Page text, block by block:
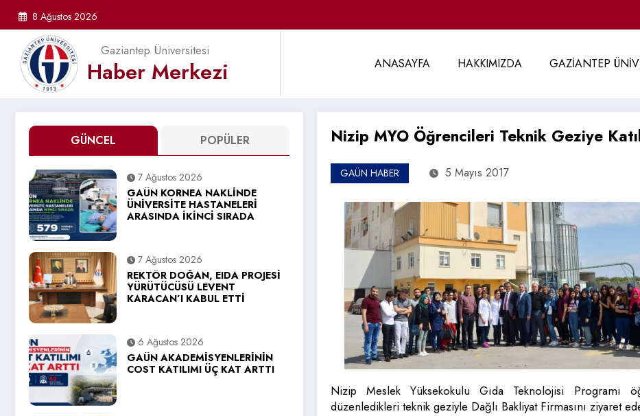
8 Ağustos 2026
Gaziantep Üniversitesi
Haber Merkezi ANASAYFA HAKKIMIZDA GAZİANTEP
GÜNCEL POPÜLER
7 Ağustos 2026
GAÜN KORNEA NAKLİNDE
ÜNİVERSİTE HASTANELERİ
ARASINDA İKİNCİ SIRADA
7 Ağustos 2026
REKTÖR DOĞAN, EIDA PROJESİ
YÜRÜTÜCÜSÜ LEVENT
KARACAN’I KABUL ETTİ
6 Ağustos 2026
GAÜN AKADEMİSYENLERİNİN
COST KATILIMI ÜÇ KAT ARTTI
Nizip MYO Öğrencileri Teknik Geziye
GAÜN HABER 5 Mayıs 2017
Nizip Meslek Yüksekokulu Gıda Teknolojisi Programı
düzenledikleri teknik geziyle Dağlı Bakliyat Firmasını ziyaret